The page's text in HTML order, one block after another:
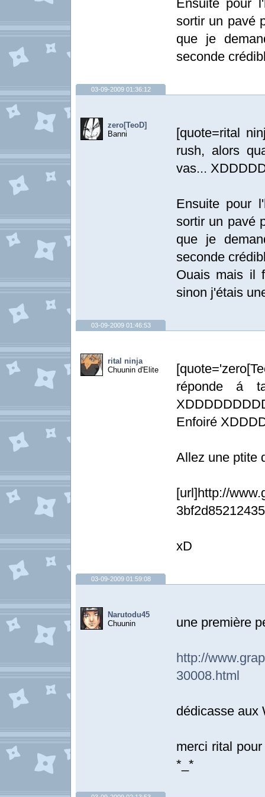
Ensuite pour
sortir un pavé
que je
seconde
03-09-2009 01:36:12
zero[TeoD]
Banni
[quote=rital
rush, alors
vas...
Ensuite pour
sortir un pavé
que je
seconde
Ouais mais il
sinon j'étais
03-09-2009 01:46:53
rital ninja
Chuunin d'Elite
réponde á
Enfoiré
Allez une ptite
[url]http://
xD
03-09-2009 01:59:08
Narutodu45
Chuunin
une première
http://
30008.html
dédicasse aux
merci rital
*_*